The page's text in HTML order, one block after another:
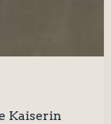
Kaiserin